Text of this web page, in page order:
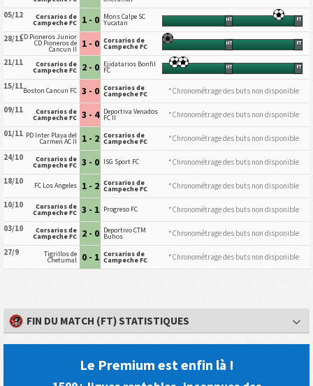
05/12
Corsarios de
Campeche FC 1 - 0 Mons Calpe SC
Yucatan HT FT
28/11CD Pioneros Junior
CD Pioneros de
Cancun II 1 - 0 Corsarios de
Campeche FC HT FT
21/11 Corsarios de
Campeche FC 2 - 0 Ejidatarios Bonfil
FC HT FT
15/11Boston Cancun FC 3 - 0 Corsarios de
Campeche FC
*Chronométrage des buts non disponible
09/11
Corsarios de
Campeche FC 3 - 4 Deportiva Venados
FC II
*Chronométrage des buts non disponible
01/11 PD Inter Playa del
Carmen AC II 1 - 2 Corsarios de
Campeche FC
*Chronométrage des buts non disponible
24/10
Corsarios de
Campeche FC 3 - 0 ISG Sport FC
*Chronométrage des buts non disponible
18/10
FC Los Angeles 1 - 2 Corsarios de
Campeche FC
*Chronométrage des buts non disponible
10/10
Corsarios de
Campeche FC 3 - 1 Progreso FC
*Chronométrage des buts non disponible
03/10
Corsarios de
Campeche FC 2 - 0 Deportivo CTM
Buhos
*Chronométrage des buts non disponible
27/9
Tigrillos de
Chetumal 0 - 1 Corsarios de
Campeche FC *Chronométrage des buts non disponible
FIN DU MATCH (FT) STATISTIQUES
Le Premium est enfin là !